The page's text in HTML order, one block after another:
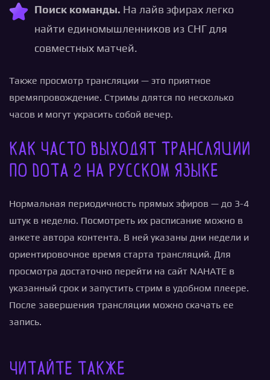
Поиск команды. На лайв эфирах легко
найти единомышленников из СНГ для
совместных матчей.
Также просмотр трансляции — это приятное
времяпровождение. Стримы длятся по несколько
часов и могут украсить собой вечер.
Как часто выходят трансляции
по Dota 2 на русском языке
Нормальная периодичность прямых эфиров — до 3-4
штук в неделю. Посмотреть их расписание можно в
анкете автора контента. В ней указаны дни недели и
ориентировочное время старта трансляций. Для
просмотра достаточно перейти на сайт NAHATE в
указанный срок и запустить стрим в удобном плеере.
После завершения трансляции можно скачать ее
запись.
Читайте также